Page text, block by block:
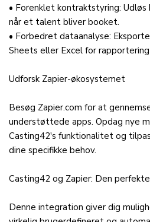
• Forenklet kontraktstyring: Udløs
når et talent bliver booket.
• Forbedret dataanalyse:
Sheets eller Excel for
Udforsk Zapier-økosystemet
Besøg Zapier.com for at
understøttede apps. Opdag nye
Casting42's funktionalitet og
dine specifikke behov.
Casting42 og Zapier: Den
Denne integration giver dig